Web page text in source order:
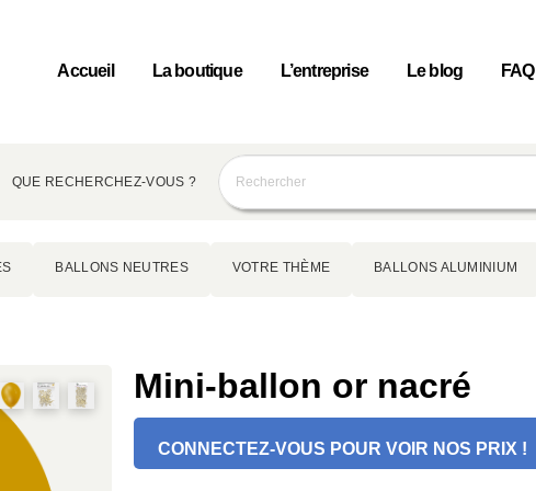
Accueil La boutique L’entreprise Le blog FAQ
QUE RECHERCHEZ-VOUS ?
BALLONS NEUTRES VOTRE THÈME BALLONS ALUMINIUM
Mini-ballon or nacré
CONNECTEZ-VOUS POUR VOIR NOS PRIX !